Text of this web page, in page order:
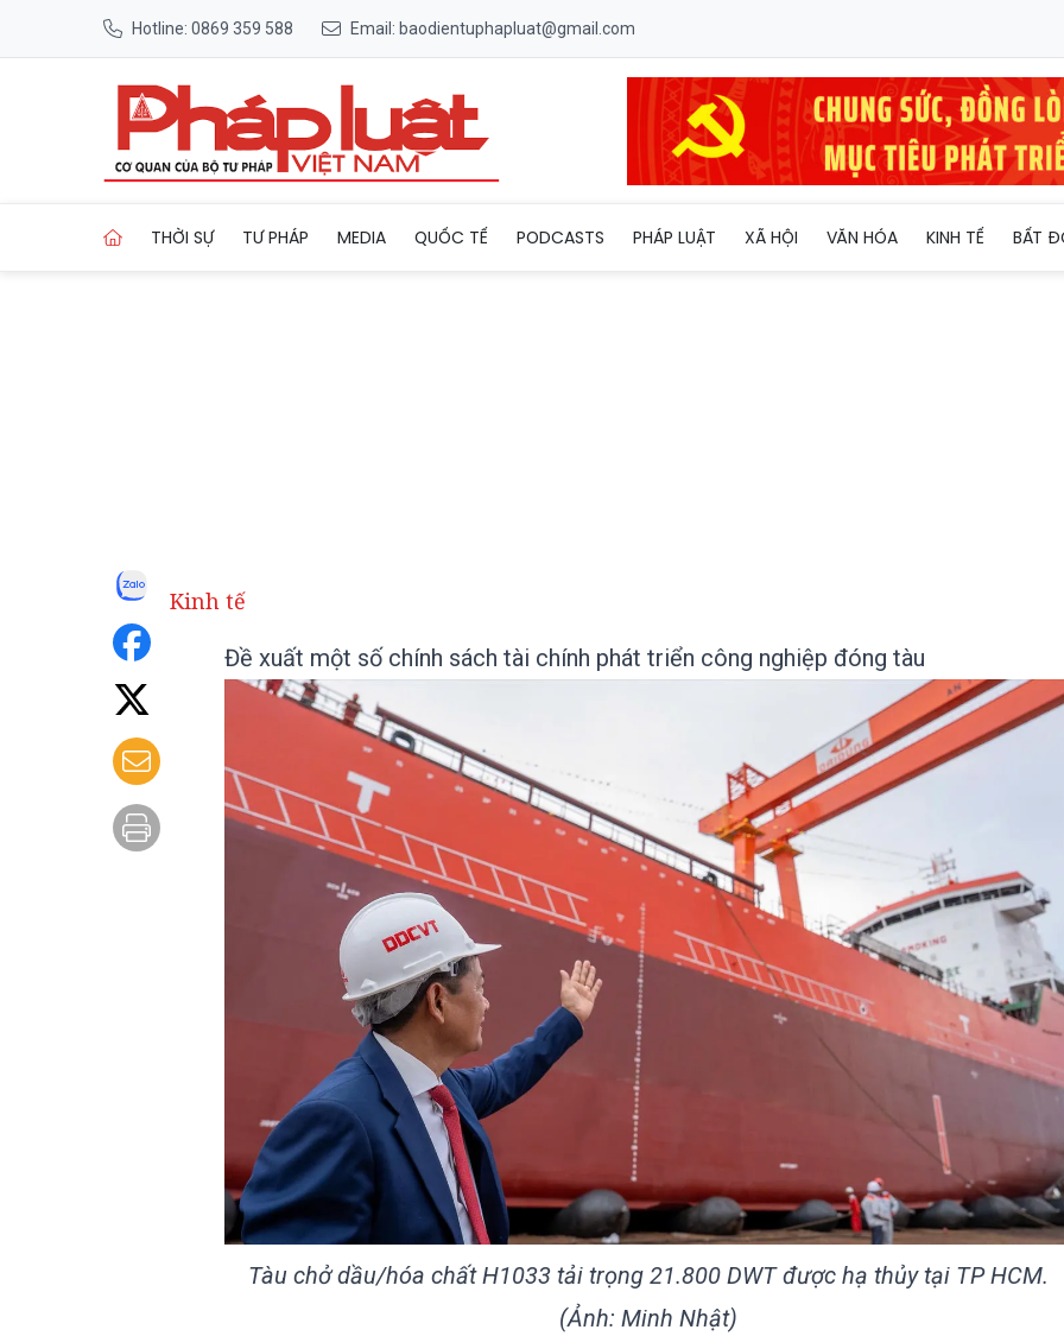
Hotline: 0869 359 588 Email: baodientuphapluat@gmail.com
THỜI SỰ TƯ PHÁP MEDIA QUỐC TẾ PODCASTS PHÁP LUẬT XÃ HỘI VĂN HÓA KINH TẾ BẤT
Kinh tế
Đề xuất một số chính sách tài chính phát triển công nghiệp đóng tàu
Tàu chở dầu/hóa chất H1033 tải trọng 21.800 DWT được hạ thủy tại TP HCM.
(Ảnh: Minh Nhật)